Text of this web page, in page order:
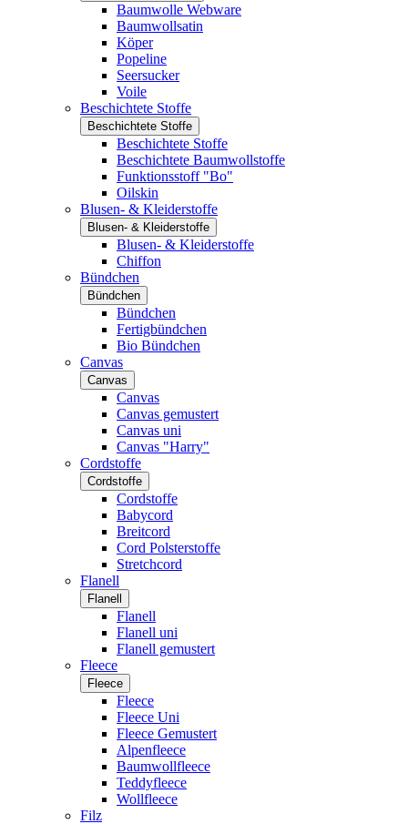
Baumwolle Webware
Baumwollsatin
Köper
Popeline
Seersucker
Voile
Beschichtete Stoffe
Beschichtete Stoffe
Beschichtete Stoffe
Beschichtete Baumwollstoffe
Funktionsstoff "Bo"
Oilskin
Blusen- & Kleiderstoffe
Blusen- & Kleiderstoffe
Blusen- & Kleiderstoffe
Chiffon
Bündchen
Bündchen
Bündchen
Fertigbündchen
Bio Bündchen
Canvas
Canvas
Canvas
Canvas gemustert
Canvas uni
Canvas "Harry"
Cordstoffe
Cordstoffe
Cordstoffe
Babycord
Breitcord
Cord Polsterstoffe
Stretchcord
Flanell
Flanell
Flanell
Flanell uni
Flanell gemustert
Fleece
Fleece
Fleece
Fleece Uni
Fleece Gemustert
Alpenfleece
Baumwollfleece
Teddyfleece
Wollfleece
Filz